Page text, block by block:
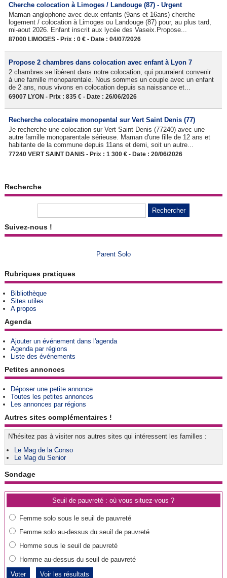
Cherche colocation à Limoges / Landouge (87) - Urgent
Maman anglophone avec deux enfants (9ans et 16ans) cherche
logement / colocation à Limoges ou Landouge (87) pour, au plus tard,
mi-aout 2026. Enfant inscrit aux lycée des Vaseix.Propose...
87000 LIMOGES - Prix : 0 € - Date : 04/07/2026
Propose 2 chambres dans colocation avec enfant à Lyon 7
2 chambres se libèrent dans notre colocation, qui pourraient convenir
à une famille monoparentale. Nous sommes un couple avec un enfant
de 2 ans, nous vivons en colocation depuis sa naissance et...
69007 LYON - Prix : 835 € - Date : 26/06/2026
Recherche colocataire monopental sur Vert Saint Denis (77)
Je recherche une colocation sur Vert Saint Denis (77240) avec une
autre famille monoparentale sérieuse. Maman d'une fille de 12 ans et
habitante de la commune depuis 11ans et demi, soit un autre...
77240 VERT SAINT DANIS - Prix : 1 300 € - Date : 20/06/2026
Recherche
Suivez-nous !
Parent Solo
Rubriques pratiques
Bibliothèque
Sites utiles
A propos
Agenda
Ajouter un événement dans l'agenda
Agenda par régions
Liste des événements
Petites annonces
Déposer une petite annonce
Toutes les petites annonces
Les annonces par régions
Autres sites complémentaires !
N'hésitez pas à visiter nos autres sites qui intéressent les familles :
Le Mag de la Conso
Le Mag du Senior
Sondage
Seuil de pauvreté : où vous situez-vous ?
Femme solo sous le seuil de pauvreté
Femme solo au-dessus du seuil de pauvreté
Homme sous le seuil de pauvreté
Homme au-dessus du seuil de pauvreté
Voir les résultats